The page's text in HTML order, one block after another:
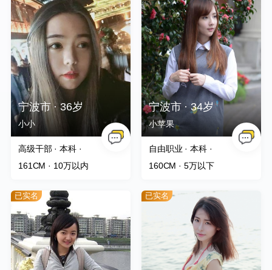
刘工注册了会员 撩TA
高亮开通了VIP会员 撩TA
jimmyyang 注册了会员 撩TA
笑笑 撩TA
宁波市 · 36岁
小小
高级干部 · 本科 ·
161CM · 10万以内
宁波市 · 34岁
小苹果
自由职业 · 本科 ·
160CM · 5万以下
已实名 已实名